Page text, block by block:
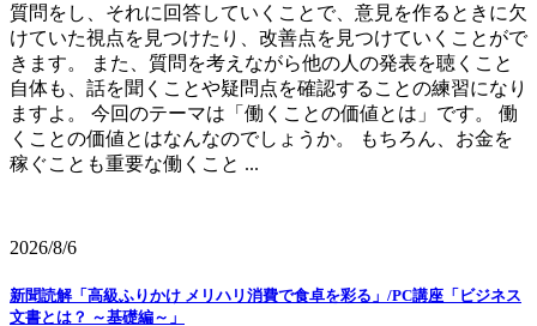
質問をし、それに回答していくことで、意見を作るときに欠
けていた視点を見つけたり、改善点を見つけていくことがで
きます。 また、質問を考えながら他の人の発表を聴くこと
自体も、話を聞くことや疑問点を確認することの練習になり
ますよ。 今回のテーマは「働くことの価値とは」です。 働
くことの価値とはなんなのでしょうか。 もちろん、お金を
稼ぐことも重要な働くこと ...
2026/8/6
新聞読解「高級ふりかけ メリハリ消費で食卓を彩る」/PC講座「ビジネス
文書とは？ ～基礎編～」